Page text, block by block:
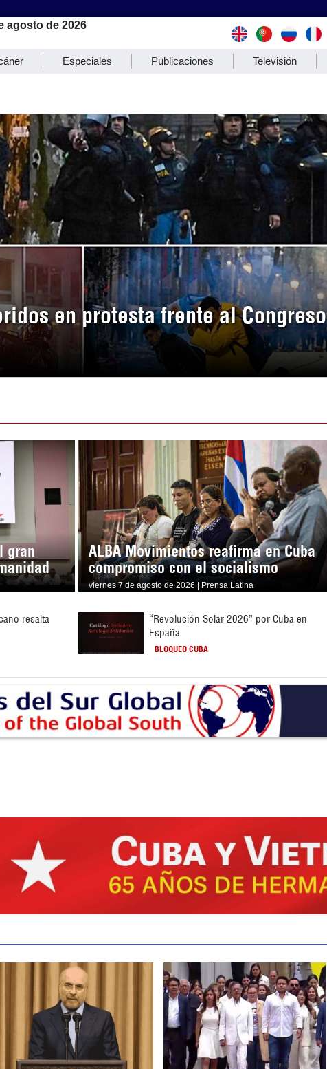
agosto de 2026
Especiales Publicaciones Televisión
en protesta frente al Congreso
gran
ALBA Movimientos reafirma en Cuba
compromiso con el socialismo
viernes 7 de agosto de 2026 | Prensa Latina
resalta
“Revolución Solar 2026” por Cuba en
España
BLOQUEO CUBA